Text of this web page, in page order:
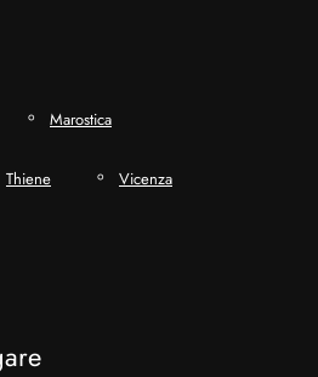
Marostica
Thiene Vicenza